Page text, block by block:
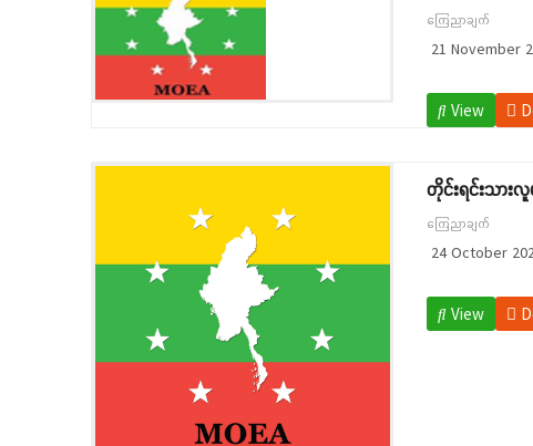
ကြေညာချက်
21 November
View
တိုင်းရင်းသားလူ
ကြေညာချက်
24 October
View